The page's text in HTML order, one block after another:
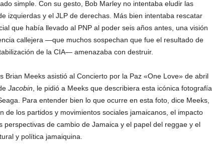
simple. Con su gesto, Bob Marley no intentaba eludir las
izquierdas y el JLP de derechas. Más bien intentaba rescatar
que había llevado al PNP al poder seis años antes, una visión
callejera —que muchos sospechan que fue el resultado de
de la CIA— amenazaba con destruir.
Brian Meeks asistió al Concierto por la Paz «One Love» de abril
Jacobin , le pidió a Meeks que describiera esta icónica fotografía
Para entender bien lo que ocurre en esta foto, dice Meeks,
de los partidos y movimientos sociales jamaicanos, el impacto
perspectivas de cambio de Jamaica y el papel del reggae y el
y política jamaiquina.